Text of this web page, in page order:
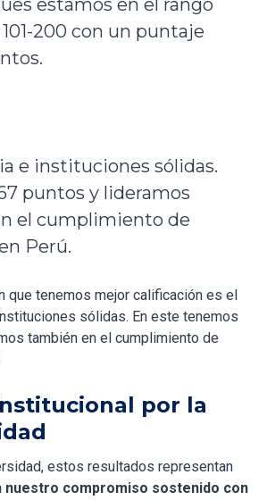
estamos en el rango
200 con un puntaje
e instituciones sólidas.
puntos y lideramos
el cumplimiento de
Perú.
que tenemos mejor calificación es el
sólidas. En este tenemos
también en el cumplimiento de
por la
estos resultados representan
nuestro compromiso sostenido con